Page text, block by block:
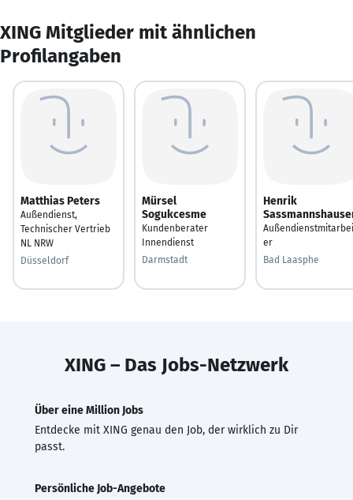
XING Mitglieder mit ähnlichen
Profilangaben
Matthias Peters
Außendienst,
Technischer Vertrieb
NL NRW
Düsseldorf
Mürsel
Sogukcesme
Kundenberater
Innendienst
Darmstadt
Henrik
er
Bad Laasphe
XING – Das Jobs-Netzwerk
Über eine Million Jobs
Entdecke mit XING genau den Job, der wirklich zu Dir
passt.
Persönliche Job-Angebote